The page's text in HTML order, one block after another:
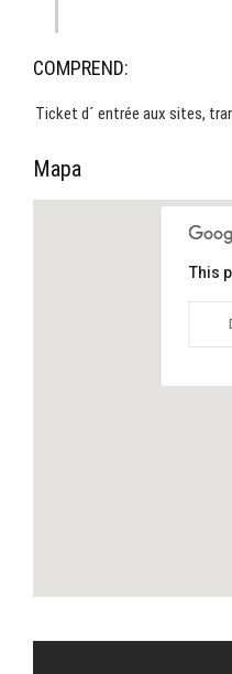
COMPREND:
Ticket d´ entrée aux sites,
Mapa
This